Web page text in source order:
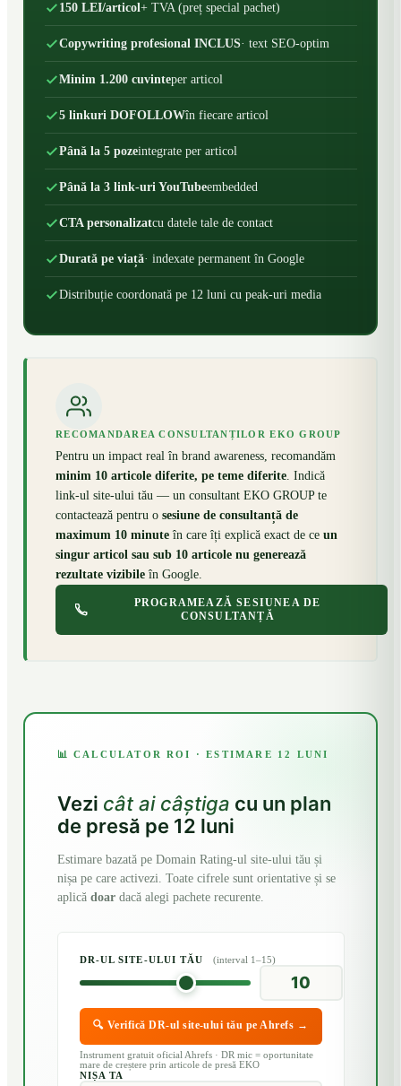
150 LEI/articol+ TVA (preț special pachet)
Copywriting profesional INCLUS· text SEO-optim
Minim 1.200 cuvinteper articol
5 linkuri DOFOLLOWîn fiecare articol
Până la 5 pozeintegrate per articol
Până la 3 link-uri YouTubeembedded
CTA personalizatcu datele tale de contact
Durată pe viață· indexate permanent în Google
Distribuție coordonată pe 12 luni cu peak-uri media
RECOMANDAREA CONSULTANȚILOR EKO GROUP
Pentru un impact real în brand awareness, recomandăm
minim 10 articole diferite, pe teme diferite. Indică
link-ul site-ului tău — un consultant EKO GROUP te
contactează pentru o sesiune de consultanță de
maximum 10 minute în care îți explică exact de ce un
singur articol sau sub 10 articole nu generează
rezultate vizibile în Google.
PROGRAMEAZĂ SESIUNEA DE
CONSULTANȚĂ
📊 CALCULATOR ROI · ESTIMARE 12 LUNI
Vezi cât ai câștiga cu un plan
de presă pe 12 luni
Estimare bazată pe Domain Rating-ul site-ului tău și
nișa pe care activezi. Toate cifrele sunt orientative și se
aplică doardacă alegi pachete recurente.
DR-UL SITE-ULUI TĂU (interval 1–15)
🔍 Verifică DR-ul site-ului tău pe Ahrefs →
Instrument gratuit oficial Ahrefs · DR mic = oportunitate
mare de creștere prin articole de presă EKO
NIȘA TA